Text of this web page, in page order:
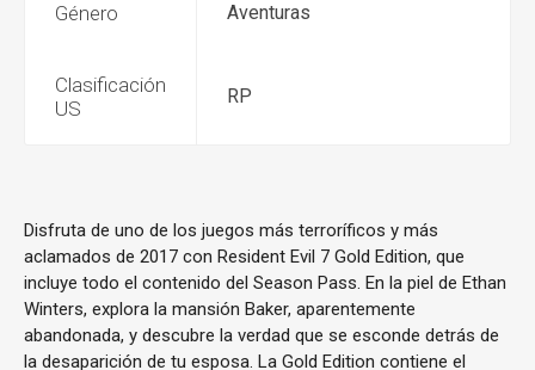
Género Aventuras
Clasificación
US
RP
Disfruta de uno de los juegos más terroríficos y más
aclamados de 2017 con Resident Evil 7 Gold Edition, que
incluye todo el contenido del Season Pass. En la piel de Ethan
Winters, explora la mansión Baker, aparentemente
abandonada, y descubre la verdad que se esconde detrás de
la desaparición de tu esposa. La Gold Edition contiene el